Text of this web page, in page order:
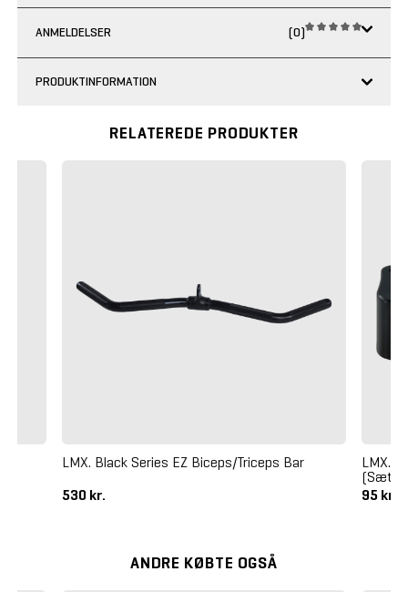
ANMELDELSER (0)
PRODUKTINFORMATION
RELATEREDE PRODUKTER
LMX. Black Series EZ Biceps/Triceps Bar
530 kr.
LMX.
(Sæt)
95 kr.
ANDRE KØBTE OGSÅ